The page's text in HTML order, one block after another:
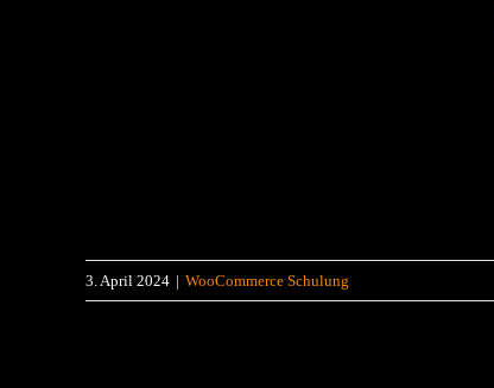
3. April 2024 | WooCommerce Schulung